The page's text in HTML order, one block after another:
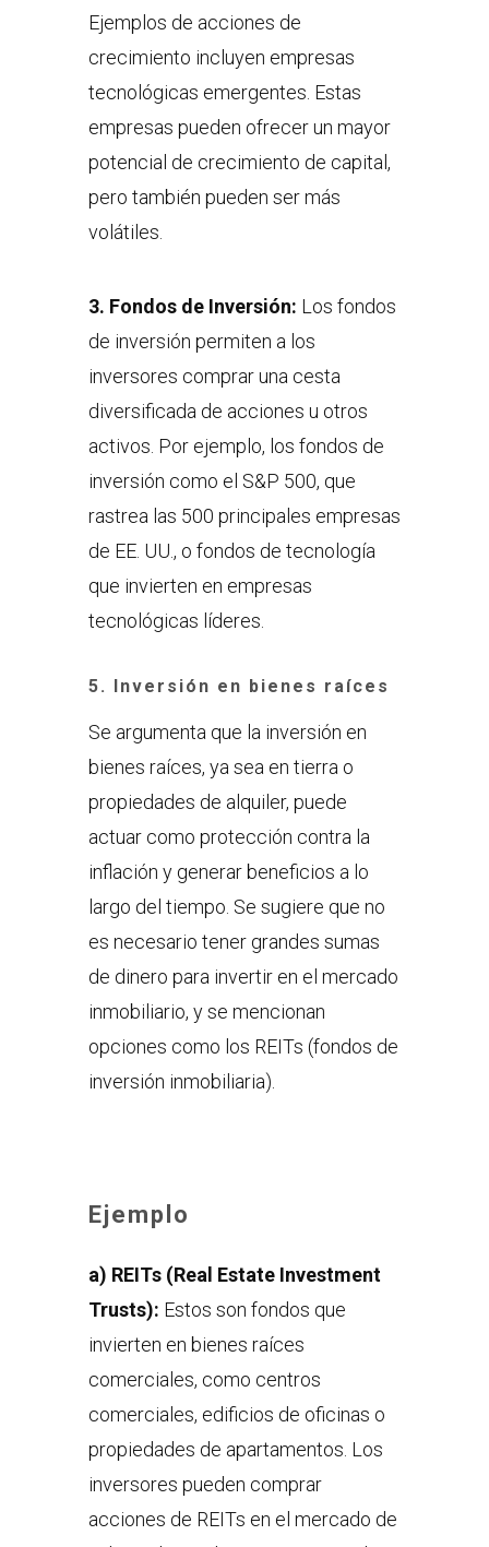
Ejemplos de acciones de
crecimiento incluyen empresas
tecnológicas emergentes. Estas
empresas pueden ofrecer un mayor
potencial de crecimiento de capital,
pero también pueden ser más
volátiles.
3. Fondos de Inversión: Los fondos
de inversión permiten a los
inversores comprar una cesta
diversificada de acciones u otros
activos. Por ejemplo, los fondos de
inversión como el S&P 500, que
rastrea las 500 principales empresas
de EE. UU., o fondos de tecnología
que invierten en empresas
tecnológicas líderes.
5. Inversión en bienes raíces
Se argumenta que la inversión en
bienes raíces, ya sea en tierra o
propiedades de alquiler, puede
actuar como protección contra la
inflación y generar beneficios a lo
largo del tiempo. Se sugiere que no
es necesario tener grandes sumas
de dinero para invertir en el mercado
inmobiliario, y se mencionan
opciones como los REITs (fondos de
inversión inmobiliaria).
Ejemplo
a) REITs (Real Estate Investment
Trusts): Estos son fondos que
invierten en bienes raíces
comerciales, como centros
comerciales, edificios de oficinas o
propiedades de apartamentos. Los
inversores pueden comprar
acciones de REITs en el mercado de